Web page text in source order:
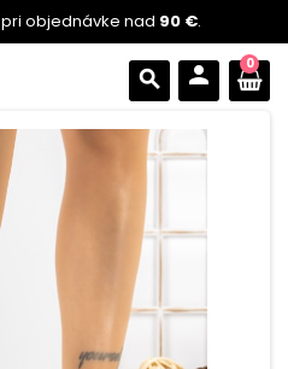
pri objednávke nad 90 €.
search person 0